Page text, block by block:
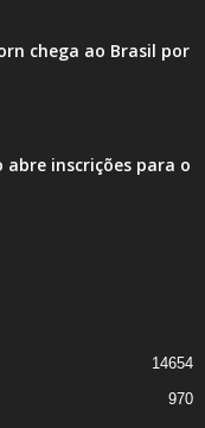
chega ao Brasil por
abre inscrições para o
14654
970